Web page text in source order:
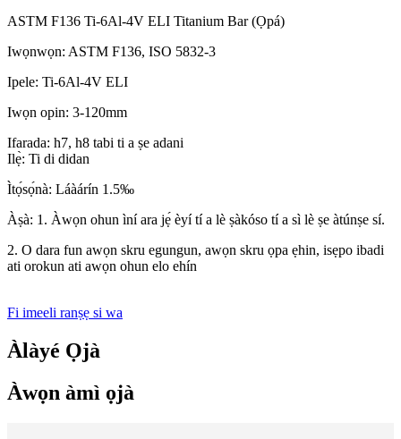
ASTM F136 Ti-6Al-4V ELI Titanium Bar (Ọpá)
Iwọnwọn: ASTM F136, ISO 5832-3
Ipele: Ti-6Al-4V ELI
Iwọn opin: 3-120mm
Ifarada: h7, h8 tabi ti a ṣe adani
Ilẹ̀: Ti di didan
Ìtọ́sọ́nà: Láàárín 1.5‰
Àṣà: 1. Àwọn ohun ìní ara jẹ́ èyí tí a lè ṣàkóso tí a sì lè ṣe àtúnṣe sí.
2. O dara fun awọn skru egungun, awọn skru ọpa ẹhin, isẹpo ibadi
ati orokun ati awọn ohun elo ehín
Fi imeeli ranṣẹ si wa
Àlàyé Ọjà
Àwọn àmì ọjà